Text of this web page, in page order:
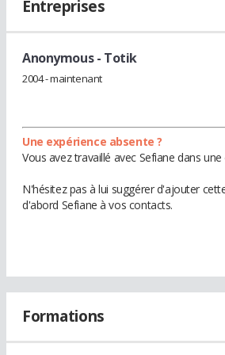
Entreprises
Anonymous- Totik
2004 - maintenant
Une expérience absente ?
Vous avez travaillé avec Sefiane dans
N'hésitez pas à lui suggérer d'ajouter
d'abord Sefiane à vos contacts.
Formations